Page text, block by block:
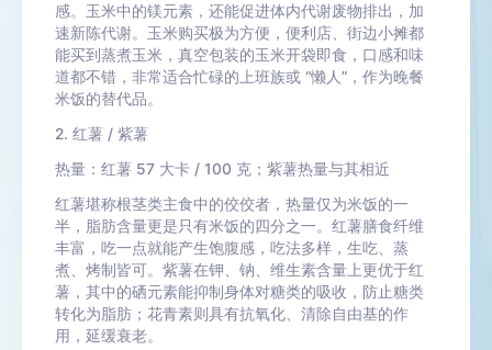
感。玉米中的镁元素，还能促进体内代谢废物排出，加
速新陈代谢。玉米购买极为方便，便利店、街边小摊都
能买到蒸煮玉米，真空包装的玉米开袋即食，口感和味
道都不错，非常适合忙碌的上班族或 “懒人”，作为晚餐
米饭的替代品。
2. 红薯 / 紫薯
热量：红薯 57 大卡 / 100 克；紫薯热量与其相近
红薯堪称根茎类主食中的佼佼者，热量仅为米饭的一
半，脂肪含量更是只有米饭的四分之一。红薯膳食纤维
丰富，吃一点就能产生饱腹感，吃法多样，生吃、蒸
煮、烤制皆可。紫薯在钾、钠、维生素含量上更优于红
薯，其中的硒元素能抑制身体对糖类的吸收，防止糖类
转化为脂肪；花青素则具有抗氧化、清除自由基的作
用，延缓衰老。